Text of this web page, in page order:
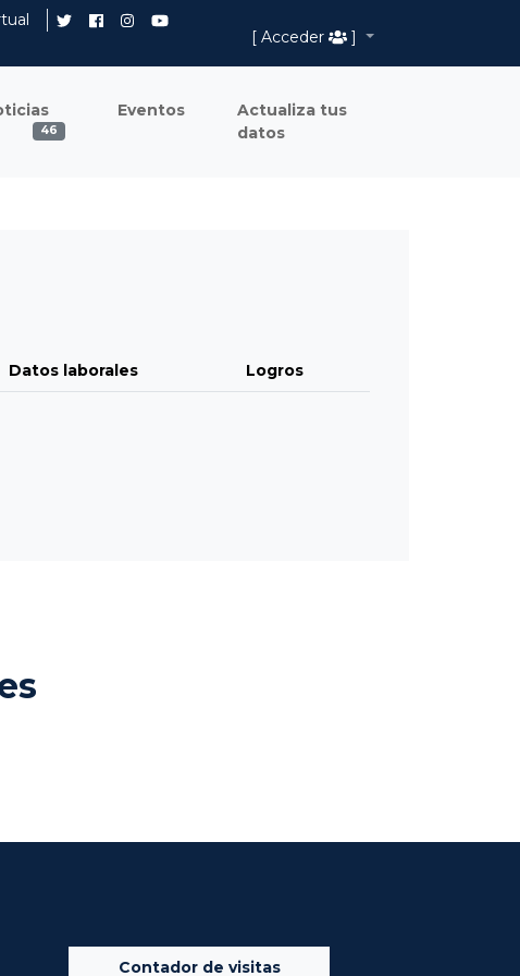
[ Acceder
]
46
Eventos
Actualiza tus
datos
Datos laborales Logros
Contador de visitas